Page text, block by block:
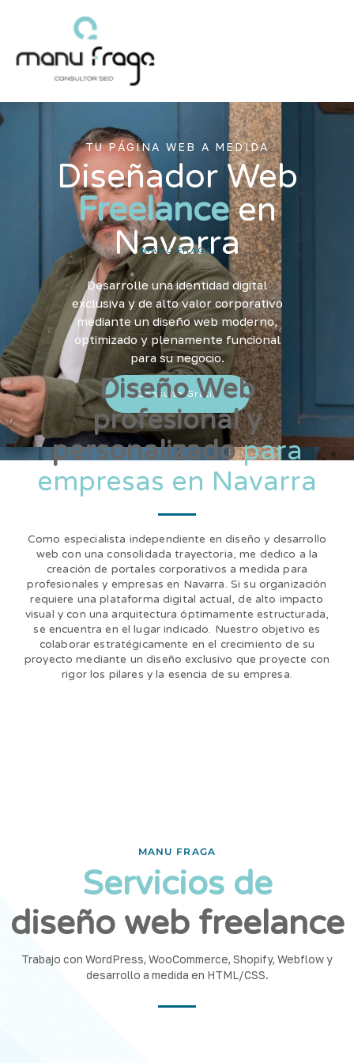
TU PÁGINA WEB A MEDIDA
Diseñador Web
Freelanceen
Navarra
Desarrolle una identidad digital
exclusiva y de alto valor corporativo
mediante un diseño web moderno,
optimizado y plenamente funcional
para su negocio.
Consulta Gratis
MANU FRAGA
Diseño Web
profesional y
personalizadopara
empresas en Navarra
Como especialista independiente en diseño y desarrollo
web con una consolidada trayectoria, me dedico a la
creación de portales corporativos a medida para
profesionales y empresas en Navarra. Si su organización
requiere una plataforma digital actual, de alto impacto
visual y con una arquitectura óptimamente estructurada,
se encuentra en el lugar indicado. Nuestro objetivo es
colaborar estratégicamente en el crecimiento de su
proyecto mediante un diseño exclusivo que proyecte con
rigor los pilares y la esencia de su empresa.
MANU FRAGA
Servicios de
diseño web freelance
Trabajo con WordPress, WooCommerce, Shopify, Webflow y
desarrollo a medida en HTML/CSS.